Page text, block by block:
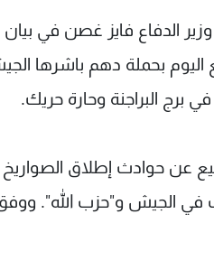
الدفاع فايز غصن في
بحملة دهم باشرها
البراجنة وحارة حريك.
عن حوادث إطلاق الصواريخ
في الجيش و"حزب الله".